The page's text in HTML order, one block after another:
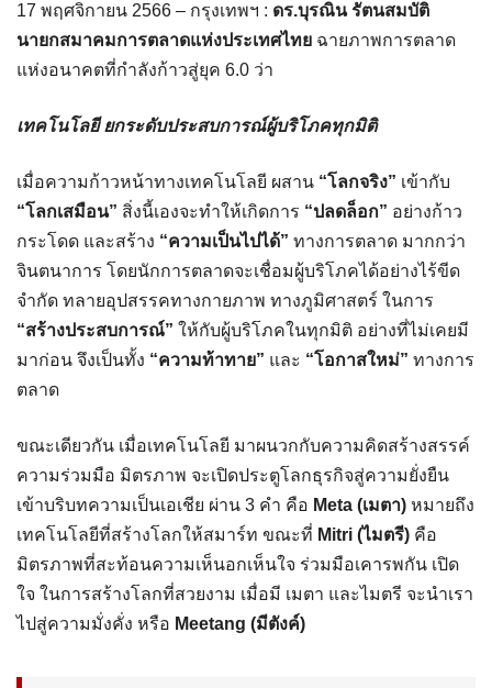
17 พฤศจิกายน 2566 – กรุงเทพฯ : ดร.บุรณิน รัตนสมบัติ
นายกสมาคมการตลาดแห่งประเทศไทย ฉายภาพการตลาด
แห่งอนาคตที่กำลังก้าวสู่ยุค 6.0 ว่า
เทคโนโลยี ยกระดับประสบการณ์ผู้บริโภคทุกมิติ
เมื่อความก้าวหน้าทางเทคโนโลยี ผสาน “โลกจริง” เข้ากับ
“โลกเสมือน” สิ่งนี้เองจะทำให้เกิดการ “ปลดล็อก” อย่างก้าว
กระโดด และสร้าง “ความเป็นไปได้” ทางการตลาด มากกว่า
จินตนาการ โดยนักการตลาดจะเชื่อมผู้บริโภคได้อย่างไร้ขีด
จำกัด ทลายอุปสรรคทางกายภาพ ทางภูมิศาสตร์ ในการ
“สร้างประสบการณ์” ให้กับผู้บริโภคในทุกมิติ อย่างที่ไม่เคยมี
มาก่อน จึงเป็นทั้ง “ความท้าทาย” และ “โอกาสใหม่” ทางการ
ตลาด
ขณะเดียวกัน เมื่อเทคโนโลยี มาผนวกกับความคิดสร้างสรรค์
ความร่วมมือ มิตรภาพ จะเปิดประตูโลกธุรกิจสู่ความยั่งยืน
เข้าบริบทความเป็นเอเชีย ผ่าน 3 คำ คือ Meta (เมตา) หมายถึง
เทคโนโลยีที่สร้างโลกให้สมาร์ท ขณะที่ Mitri (ไมตรี) คือ
มิตรภาพที่สะท้อนความเห็นอกเห็นใจ ร่วมมือเคารพกัน เปิด
ใจ ในการสร้างโลกที่สวยงาม เมื่อมี เมตา และไมตรี จะนำเรา
ไปสู่ความมั่งคั่ง หรือ Meetang (มีตังค์)